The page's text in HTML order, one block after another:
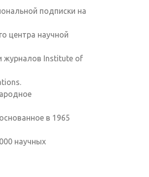
подписки на
центра научной
журналов Institute of
в 1965
научных